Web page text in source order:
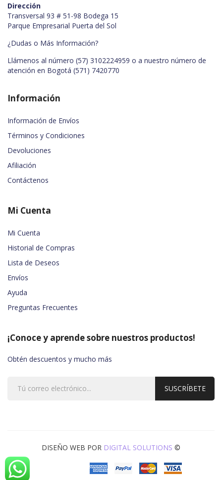
Dirección
Transversal 93 # 51-98 Bodega 15
Parque Empresarial Puerta del Sol
¿Dudas o Más Información?
Llámenos al número (57) 3102224959 o a nuestro número de
atención en Bogotá (571) 7420770
Información
Información de Envíos
Términos y Condiciones
Devoluciones
Afiliación
Contáctenos
Mi Cuenta
Mi Cuenta
Historial de Compras
Lista de Deseos
Envíos
Ayuda
Preguntas Frecuentes
¡Conoce y aprende sobre nuestros productos!
Obtén descuentos y mucho más
SUSCRÍBETE
DISEÑO WEB POR DIGITAL SOLUTIONS ©